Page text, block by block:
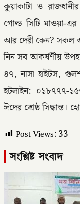
কুয়াকাটা ও
গোল্ড সিটি মাওয়া-
আর দেরী কেন? সকল
নিন সব আকর্ষণীয়
৪৭, নাসা হাইটস,
হটলাইন: ০১৮৭৭৭-
ঈদের শ্রেষ্ঠ
Post Views: 33
সংশ্লিষ্ট সংবাদ